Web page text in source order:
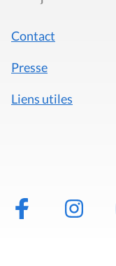
Contact
Presse
Liens utiles